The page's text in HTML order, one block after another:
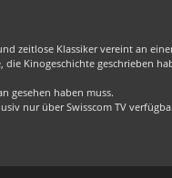
zeitlose Klassiker vereint an
die Kinogeschichte geschrieben
gesehen haben muss.
nur über Swisscom TV